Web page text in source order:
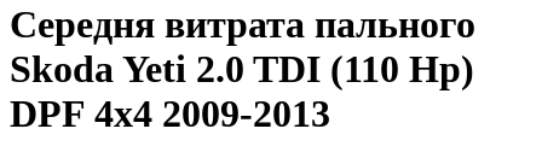
Середня витрата пального
Skoda Yeti 2.0 TDI (110 Hp)
DPF 4x4 2009-2013